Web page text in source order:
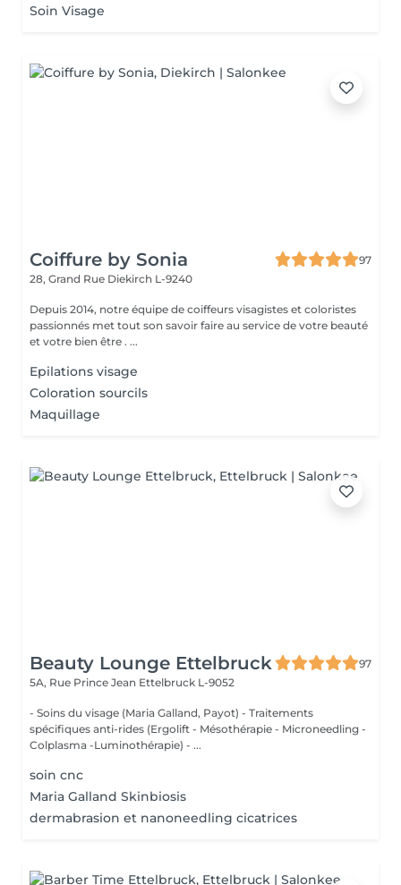
Soin Visage
Coiffure by Sonia
97
28, Grand Rue Diekirch L-9240
Depuis 2014, notre équipe de coiffeurs visagistes et coloristes
passionnés met tout son savoir faire au service de votre beauté
et votre bien être . ...
Epilations visage
Coloration sourcils
Maquillage
Beauty Lounge Ettelbruck
97
5A, Rue Prince Jean Ettelbruck L-9052
- Soins du visage (Maria Galland, Payot) - Traitements
spécifiques anti-rides (Ergolift - Mésothérapie - Microneedling -
Colplasma -Luminothérapie) - ...
soin cnc
Maria Galland Skinbiosis
dermabrasion et nanoneedling cicatrices